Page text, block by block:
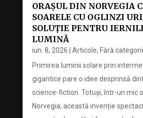
ORAȘUL DIN NORVEGIA
SOARELE CU OGLINZI
SOLUȚIE PENTRU
LUMINĂ
iun. 8, 2026 | Articole, Fără
Primirea luminii solare prin
gigantice pare o idee desprinsă
science-fiction. Totuși, într-un mic
Norvegia, această invenție